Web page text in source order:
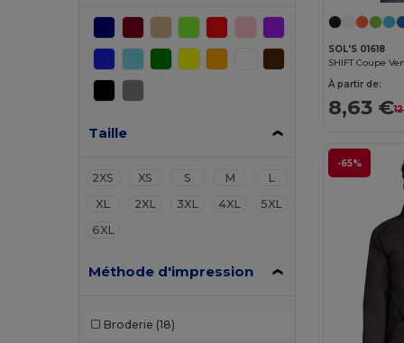
Taille
2XS XS S M
L
XL
2XL 3XL 4XL
5XL
6XL
Méthode d'impression
Broderie (18)
SOL'S 01618
SHIFT Coupe
À partir de:
8,63 €
-65%